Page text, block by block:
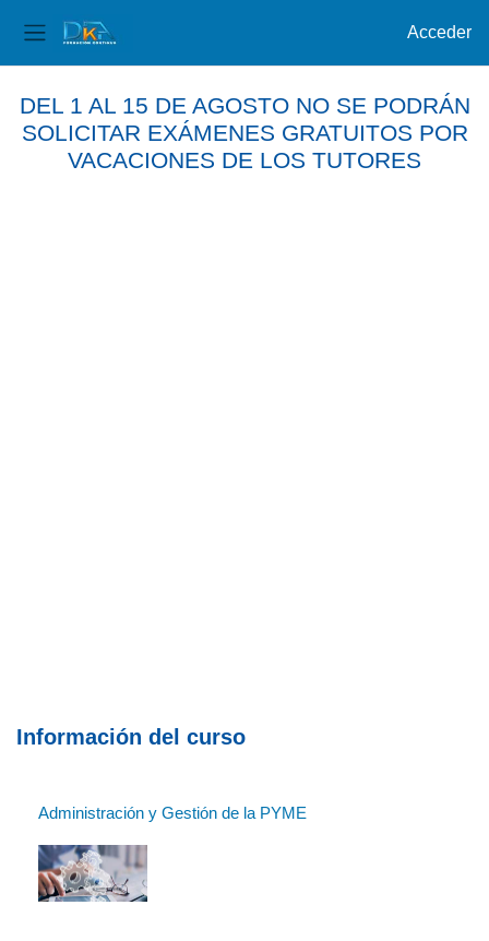
Acceder
DEL 1 AL 15 DE AGOSTO NO SE PODRÁN
SOLICITAR EXÁMENES GRATUITOS POR
VACACIONES DE LOS TUTORES
Información del curso
Administración y Gestión de la PYME